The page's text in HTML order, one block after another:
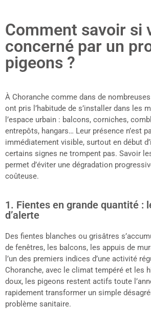
Comment savoir si
concerné par un
pigeons ?
À Choranche comme dans de
ont pris l’habitude de s’installer dans les
l’espace urbain : balcons, corniches,
entrepôts, hangars… Leur présence n’est
immédiatement visible, surtout en début
certains signes ne trompent pas. Savoir
permet d’éviter une dégradation
coûteuse.
1. Fientes en grande quantité :
d’alerte
Des fientes blanches ou grisâtres
de fenêtres, les balcons, les appuis de
l’un des premiers indices d’une activité
Choranche, avec le climat tempéré et les
doux, les pigeons restent actifs toute
rapidement transformer un simple
problème sanitaire.